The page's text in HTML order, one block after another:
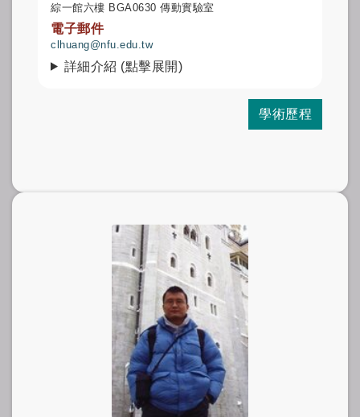
綜一館六樓 BGA0630 傳動實驗室
電子郵件
clhuang@nfu.edu.tw
詳細介紹 (點擊展開)
學術歷程